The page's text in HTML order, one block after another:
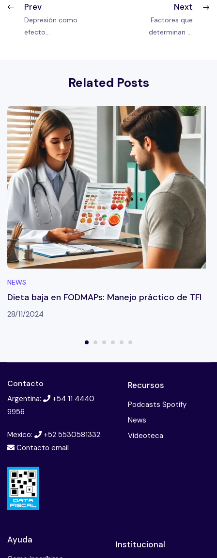
Prev
Depresión como
efecto
Next
Factores que
determinan el
Related Posts
NEWS
Dieta baja en FODMAPs: Manejo práctico de TFI
28/11/2024
Contacto
Argentina:
+54 11 4440
9956
Mexico:
+52 5530581332
Contacto email
Recursos
Podcasts Spotify
News
Videoteca
Ayuda Institucional